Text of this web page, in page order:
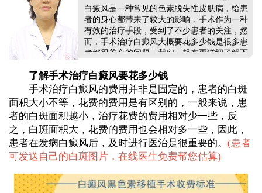
白癜风是一种常见的色素脱失性皮肤病，给患
者的身心都带来了较大的影响，手术作为一种
有效的治疗手段，受到了不少患者的关注，然
而，手术治疗白癜风大概要花多少钱是很多患
者都很关心的问题，我们一起来更详细了解下
了解手术治疗白癜风要花多少钱
手术治疗白癜风的费用并非是固定的，患者的白斑
面积大小不等，花费的费用是有区别的，一般来说，患
者的白斑面积越小，治疗花费的费用相对少一些，反
之，白斑面积大，花费的费用也会相对多一些，因此，
患者在发病白癜风后，及时进行医治是很重要的。 (患者
可发送自己的白斑图片，在线医生免费帮您估算)